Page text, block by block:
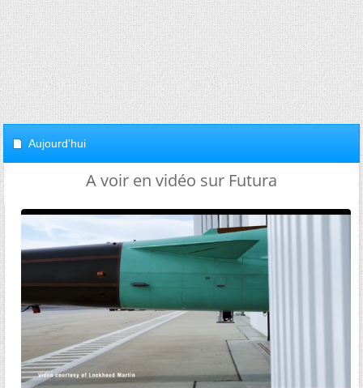
Aujourd'hui
A voir en vidéo sur Futura